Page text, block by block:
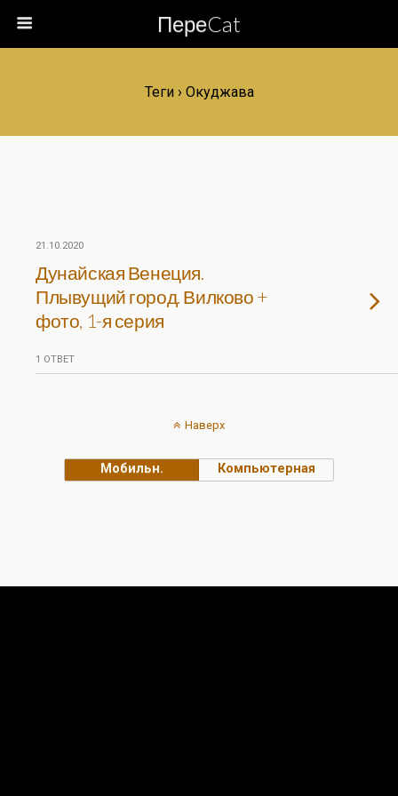
ПереCat
Теги › Окуджава
21.10.2020
Дунайская Венеция.
Плывущий город. Вилково +
фото, 1-я серия
1 ОТВЕТ
Наверх
Мобильн. Компьютерная